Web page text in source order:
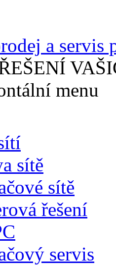
a servis
menu
sítě
sítě
řešení
servis